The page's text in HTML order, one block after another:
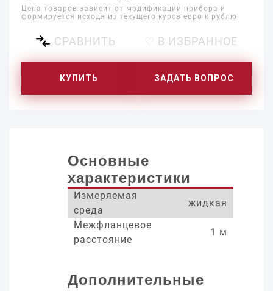
Цена товаров зависит от модификации прибора и
формируется исходя из текущего курса евро к рублю
СРАВНИТЬ ♡ В ИЗБРАННОЕ
КУПИТЬ ЗАДАТЬ ВОПРОС
Основные
характеристики
Измеряемая
среда
жидкая
Межфланцевое
расстояние
1 м
Дополнительные